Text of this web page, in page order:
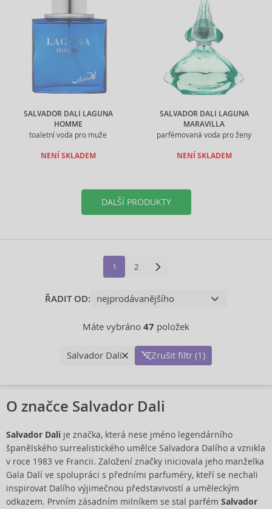
SALVADOR DALI LAGUNA
HOMME
toaletní voda pro muže
NENÍ SKLADEM
SALVADOR DALI LAGUNA
MARAVILLA
parfémovaná voda pro ženy
NENÍ SKLADEM
DALŠÍ PRODUKTY
1 2
ŘADIT OD:
Máte vybráno 47 položek
Salvador Dali Zrušit filtr (1)
O značce Salvador Dali
Salvador Dali je značka, která nese jméno legendárního
španělského surrealistického umělce Salvadora Dalího a vznikla
v roce 1983 ve Francii. Založení značky iniciovala jeho manželka
Gala Dalí ve spolupráci s předními parfuméry, kteří se nechali
inspirovat Dalího výjimečnou představivostí a uměleckým
odkazem. Prvním zásadním milníkem se stal parfém Salvador